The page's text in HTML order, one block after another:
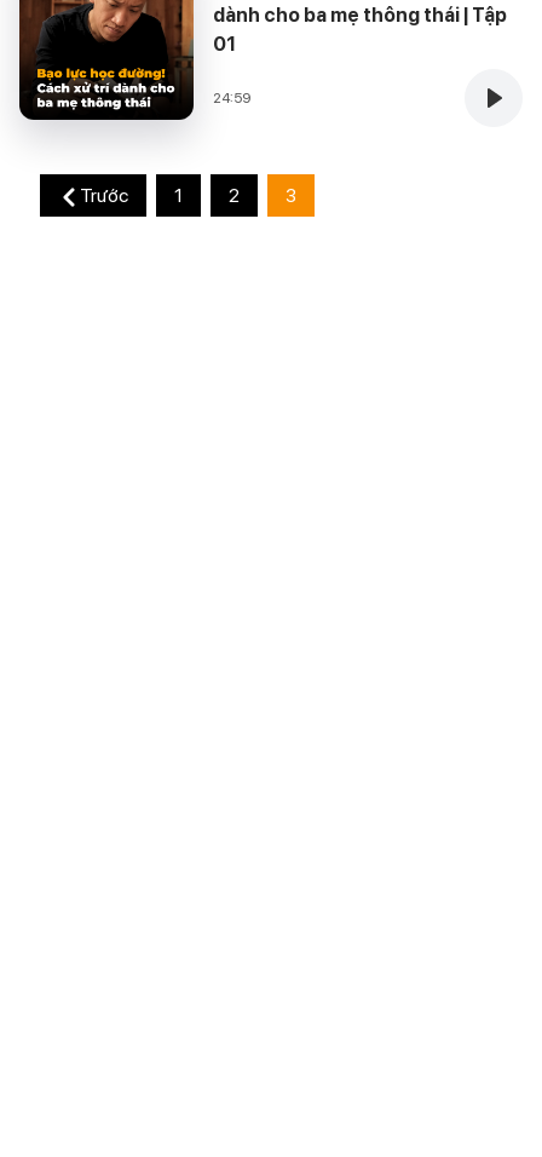
dành cho ba mẹ thông thái | Tập
01
24:59
Trước 1 2 3